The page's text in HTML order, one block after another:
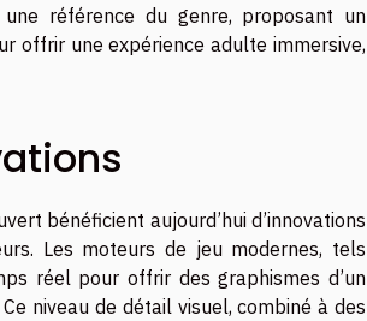
une référence du genre, proposant un
offrir une expérience adulte immersive,
bénéficient aujourd’hui d’innovations
Les moteurs de jeu modernes, tels
réel pour offrir des graphismes d’un
niveau de détail visuel, combiné à des